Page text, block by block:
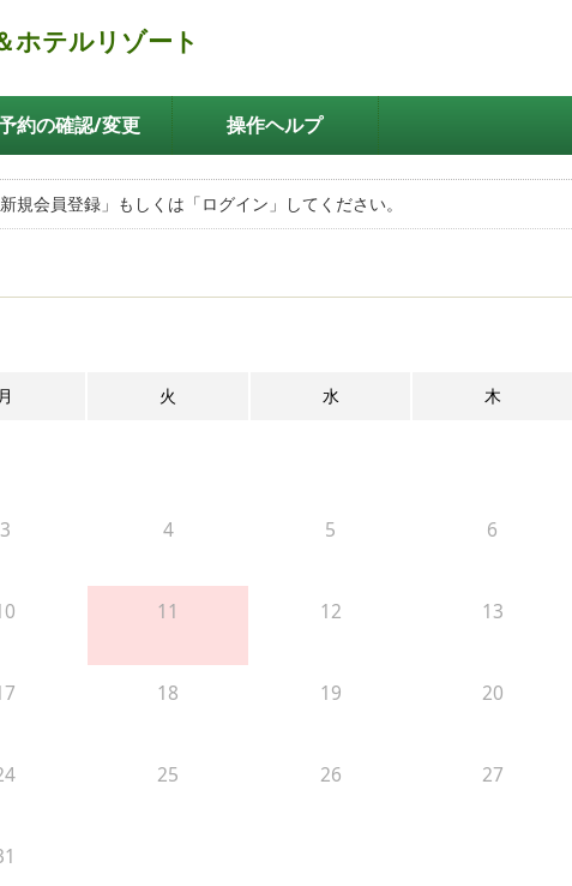
ホテルリゾート
約の確認/変更 操作ヘルプ
規会員登録」もしくは「ログイン」してください。
月 火 水 木
3 4 5 6
11 12 13
18 19 20
25 26 27